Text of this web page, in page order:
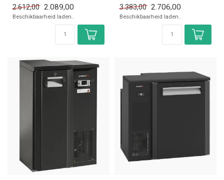
2.612,00 2.089,00
Beschikbaarheid laden..
3.383,00 2.706,00
Beschikbaarheid laden..